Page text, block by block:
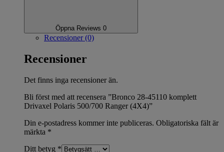
Öppna Reviews 0
Recensioner (0)
Recensioner
Det finns inga recensioner än.
Bli först med att recensera ”Bronco 28-45110 komplett
Drivaxel Polaris 500/700 Ranger (4X4)”
Din e-postadress kommer inte publiceras. Obligatoriska fält är
märkta *
Ditt betyg *